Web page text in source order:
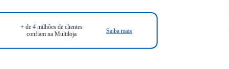
+ de 4 milhões de clientes
confiam na Multiloja
Saiba mais